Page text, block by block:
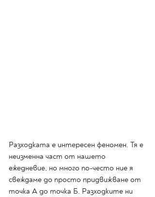
Разходката е интересен феномен. Тя е
неизменна част от нашето
ежедневие, но много по-често ние я
свеждаме до просто придвижване от
точка А до точка Б. Разходките ни